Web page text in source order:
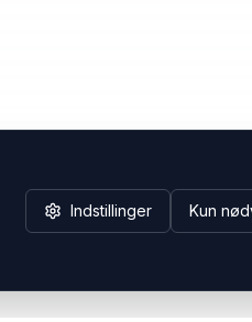
Indstillinger Kun